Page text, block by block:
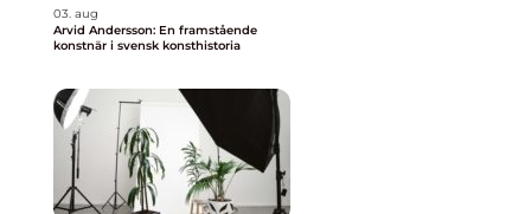
03. aug
Arvid Andersson: En framstående
konstnär i svensk konsthistoria